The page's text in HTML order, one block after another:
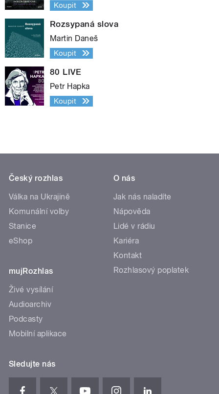
Koupit
Rozsypaná slova
Martin Daneš
Koupit
80 LIVE
Petr Hapka
Koupit
Český rozhlas
Válka na Ukrajině
Komunální volby
Stanice
eShop
mujRozhlas
Živé vysílání
Audioarchiv
Podcasty
Mobilní aplikace
O nás
Jak nás naladíte
Nápověda
Lidé v rádiu
Kariéra
Kontakt
Rozhlasový poplatek
Sledujte nás